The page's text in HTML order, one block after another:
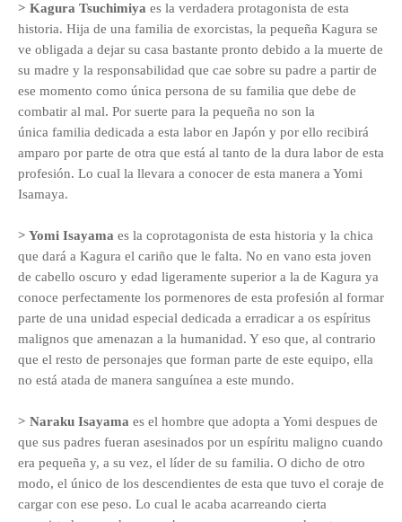
> Kagura Tsuchimiya es la verdadera protagonista de esta
historia. Hija de una familia de exorcistas, la pequeña Kagura se
ve obligada a dejar su casa bastante pronto debido a la muerte de
su madre y la responsabilidad que cae sobre su padre a partir de
ese momento como única persona de su familia que debe de
combatir al mal. Por suerte para la pequeña no son la
única familia dedicada a esta labor en Japón y por ello recibirá
amparo por parte de otra que está al tanto de la dura labor de esta
profesión. Lo cual la llevara a conocer de esta manera a Yomi
Isamaya.
> Yomi Isayama es la coprotagonista de esta historia y la chica
que dará a Kagura el cariño que le falta. No en vano esta joven
de cabello oscuro y edad ligeramente superior a la de Kagura ya
conoce perfectamente los pormenores de esta profesión al formar
parte de una unidad especial dedicada a erradicar a os espíritus
malignos que amenazan a la humanidad. Y eso que, al contrario
que el resto de personajes que forman parte de este equipo, ella
no está atada de manera sanguínea a este mundo.
> Naraku Isayama es el hombre que adopta a Yomi despues de
que sus padres fueran asesinados por un espíritu maligno cuando
era pequeña y, a su vez, el líder de su familia. O dicho de otro
modo, el único de los descendientes de esta que tuvo el coraje de
cargar con ese peso. Lo cual le acaba acarreando cierta